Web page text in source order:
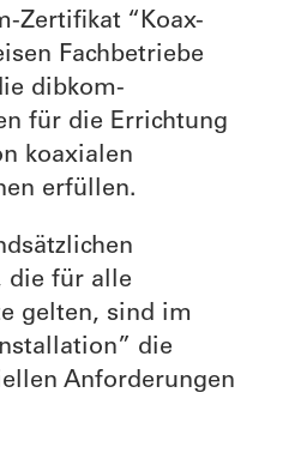
Zertifikat “Koax-
Fachbetriebe
dibkom-
für die Errichtung
koaxialen
erfüllen.
die für alle
gelten, sind im
die
Anforderungen